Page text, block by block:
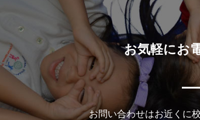
お気軽にお
お問い合わせはお近くに